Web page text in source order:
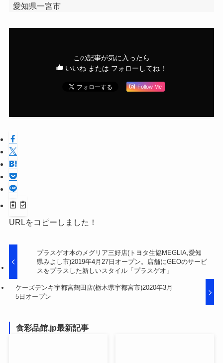
愛知県一宮市
この記事が気に入ったら
いいね または フォローしてね！
Follow Me
URLをコピーしました！
プラスゲオ本のメグリア三好店(トヨタ生協MEGLIA,愛知
県みよし市)2019年4月27日オープン。店舗にGEOのサービ
スをプラスした新しいスタイル「プラスゲオ」
ケーズデンキ宇都宮鶴田店(栃木県宇都宮市)2020年3月
5日オープン
食彩品館.jp最新記事